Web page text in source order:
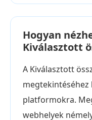
Hogyan
Kiválasztott
A Kiválasztott
platformokra.
webhelyek